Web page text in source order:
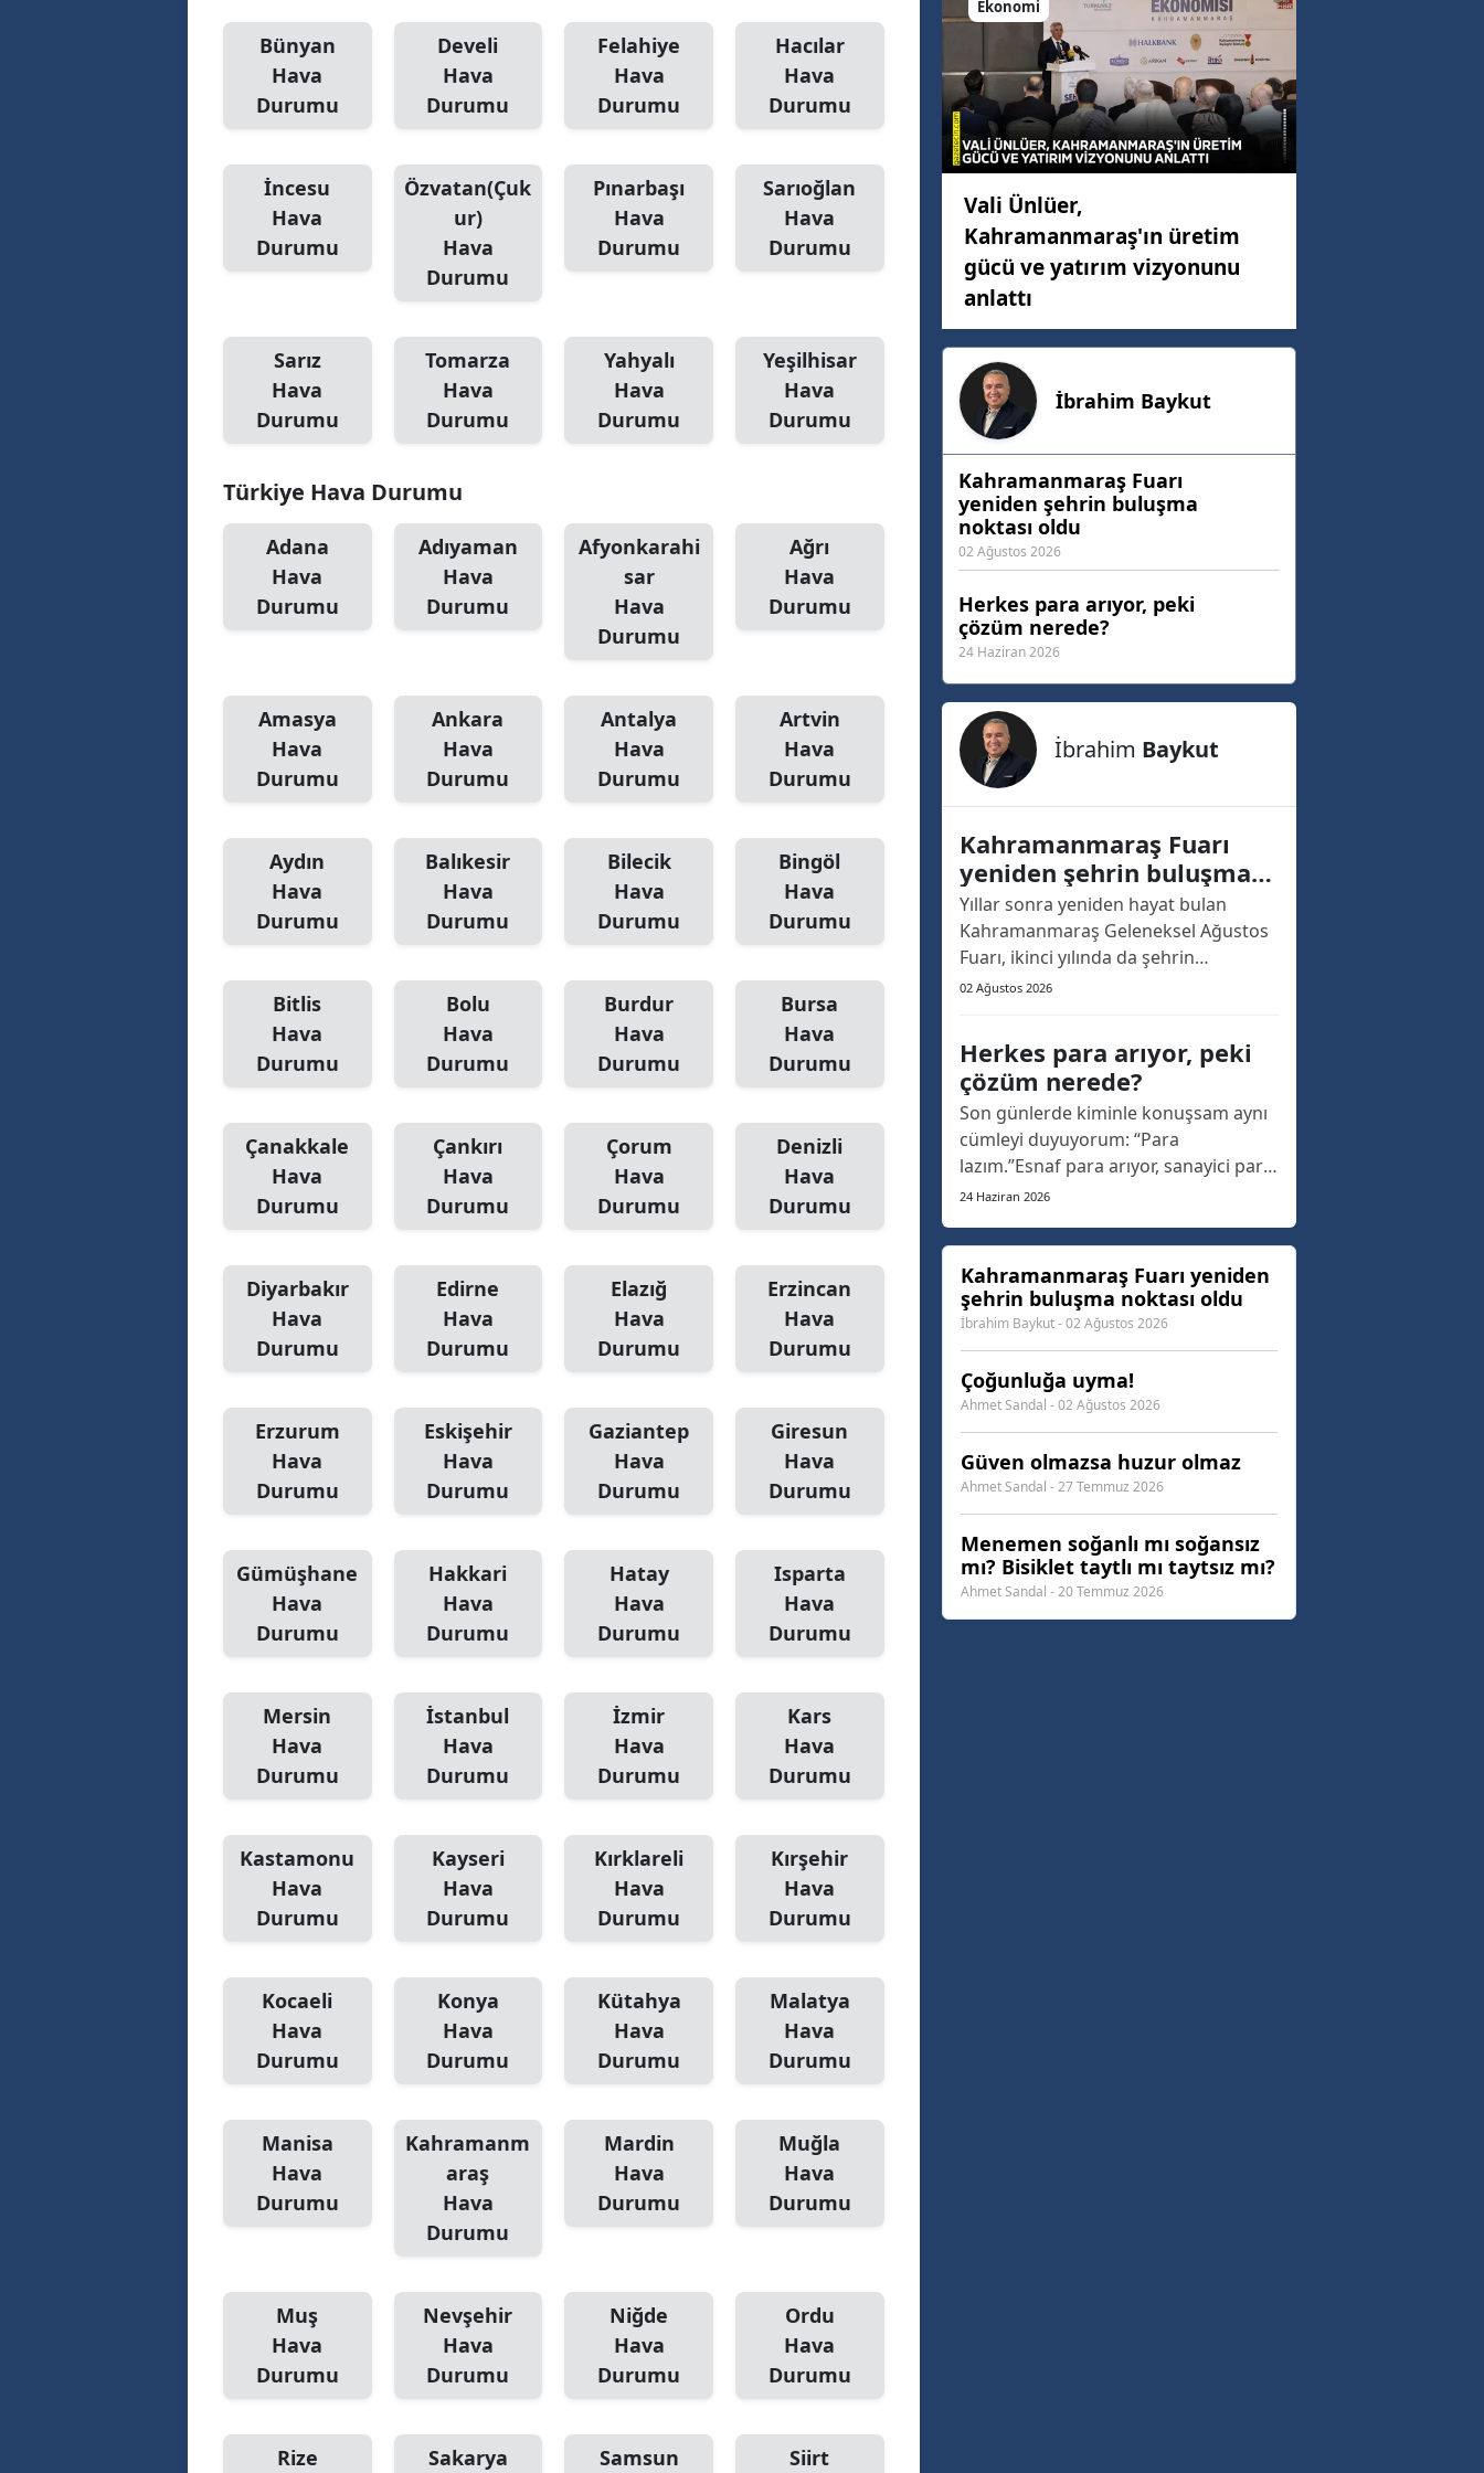
Mersin
Kars
Kayseri
Kırşehir
Konya
Malatya
Kahramanmaraş
Mardin
Nevşehir
Niğde
Rize
Sakarya
Siirt
Tekirdağ
Tunceli
Uşak
Bayburt
Batman
Şırnak
Ardahan
Iğdır
Karabük
Düzce
Bünyan
Hava
Durumu
Develi
Hava
Durumu
Felahiye
Hava
Durumu
Hacılar
Hava
Durumu
İncesu
Hava
Durumu
Özvatan(Çuk
ur)
Hava
Durumu
Pınarbaşı
Hava
Durumu
Sarıoğlan
Hava
Durumu
Sarız
Hava
Durumu
Tomarza
Hava
Durumu
Yahyalı
Hava
Durumu
Yeşilhisar
Hava
Durumu
Türkiye Hava Durumu
Adana
Hava
Durumu
Adıyaman
Hava
Durumu
Afyonkarahi
sar
Hava
Durumu
Ağrı
Hava
Durumu
Amasya
Hava
Durumu
Ankara
Hava
Durumu
Antalya
Hava
Durumu
Artvin
Hava
Durumu
Aydın
Hava
Durumu
Balıkesir
Hava
Durumu
Bilecik
Hava
Durumu
Bingöl
Hava
Durumu
Bitlis
Hava
Durumu
Bolu
Hava
Durumu
Burdur
Hava
Durumu
Bursa
Hava
Durumu
Çanakkale
Hava
Durumu
Çankırı
Hava
Durumu
Çorum
Hava
Durumu
Denizli
Hava
Durumu
Diyarbakır
Hava
Durumu
Edirne
Hava
Durumu
Elazığ
Hava
Durumu
Erzincan
Hava
Durumu
Erzurum
Hava
Durumu
Eskişehir
Hava
Durumu
Gaziantep
Hava
Durumu
Giresun
Hava
Durumu
Gümüşhane
Hava
Durumu
Hakkari
Hava
Durumu
Hatay
Hava
Durumu
Isparta
Hava
Durumu
Mersin
Hava
Durumu
İstanbul
Hava
Durumu
İzmir
Hava
Durumu
Kars
Hava
Durumu
Kastamonu
Hava
Durumu
Kayseri
Hava
Durumu
Kırklareli
Hava
Durumu
Kırşehir
Hava
Durumu
Kocaeli
Hava
Durumu
Konya
Hava
Durumu
Kütahya
Hava
Durumu
Malatya
Hava
Durumu
Manisa
Hava
Durumu
Kahramanm
araş
Hava
Durumu
Mardin
Hava
Durumu
Muğla
Hava
Durumu
Muş
Hava
Durumu
Nevşehir
Hava
Durumu
Niğde
Hava
Durumu
Ordu
Hava
Durumu
Rize Sakarya Samsun Siirt
Ekonomi
Vali Ünlüer,
Kahramanmaraş'ın üretim
gücü ve yatırım vizyonunu
anlattı
İbrahim Baykut
Kahramanmaraş Fuarı
yeniden şehrin buluşma
noktası oldu
02 Ağustos 2026
Herkes para arıyor, peki
çözüm nerede?
24 Haziran 2026
İbrahim Baykut
Kahramanmaraş Fuarı
yeniden şehrin buluşma
noktası oldu
Yıllar sonra yeniden hayat bulan
Kahramanmaraş Geleneksel Ağustos
Fuarı, ikinci yılında da şehrin
hafızasına kazınacak bir açılışa sahne
fuar, bu yıl Eypio konseriyle kapılarını
açarken adeta Kahramanmaraş'ın
ortak buluşma a...
02 Ağustos 2026
Herkes para arıyor, peki
çözüm nerede?
Son günlerde kiminle konuşsam aynı
cümleyi duyuyorum: “Para
lazım.”Esnaf para arıyor, sanayici para
arıyor, çiftçi para arıyor, memur ay
geçinmenin hesabını yapıyor. İş
insanları yatırım yapmak istiyor ama
finansmana ulaşmakta zorlanıyor.
Vatandaş ev almak, araba a...
24 Haziran 2026
Kahramanmaraş Fuarı yeniden
şehrin buluşma noktası oldu
İbrahim Baykut - 02 Ağustos 2026
Çoğunluğa uyma!
Ahmet Sandal - 02 Ağustos 2026
Güven olmazsa huzur olmaz
Ahmet Sandal - 27 Temmuz 2026
Menemen soğanlı mı soğansız
mı? Bisiklet taytlı mı taytsız mı?
Ahmet Sandal - 20 Temmuz 2026